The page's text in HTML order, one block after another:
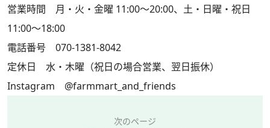
営業時間 月・火・金曜 11:00～20:00、土・日曜・祝日
11:00～18:00
電話番号 070-1381-8042
定休日 水・木曜（祝日の場合営業、翌日振休）
Instagram @farmmart_and_friends
次のページ